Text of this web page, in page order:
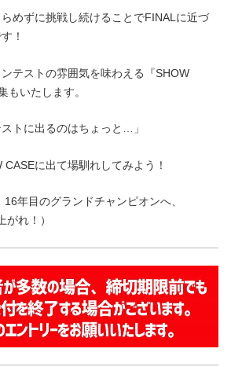
めずに挑戦し続けることでFINALに近づ
！
テストの雰囲気を味わえる『SHOW
もいたします。
ストに出るのはちょっと…」
CASEに出て場馴れしてみよう！
年目のグランドチャンピオンへ、
がれ！）